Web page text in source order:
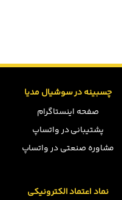
چسبینه در سوشیال مدیا
صفحه اینستاگرام
پشتیبانی در واتساپ
مشاوره صنعتی در واتساپ
نماد اعتماد الکترونیکی